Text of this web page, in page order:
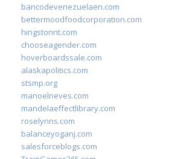
bancodevenezuelaen.com
bettermoodfoodcorporation.com
hingstonnt.com
chooseagender.com
hoverboardssale.com
alaskapolitics.com
stsmp.org
manoelneves.com
mandelaeffectlibrary.com
roselynns.com
balanceyoganj.com
salesforceblogs.com